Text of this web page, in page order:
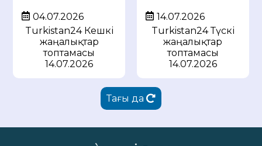
04.07.2026
Turkistan24 Кешкі
жаңалықтар
топтамасы
14.07.2026
14.07.2026
Turkistan24 Түскі
жаңалықтар
топтамасы
14.07.2026
Тағы да